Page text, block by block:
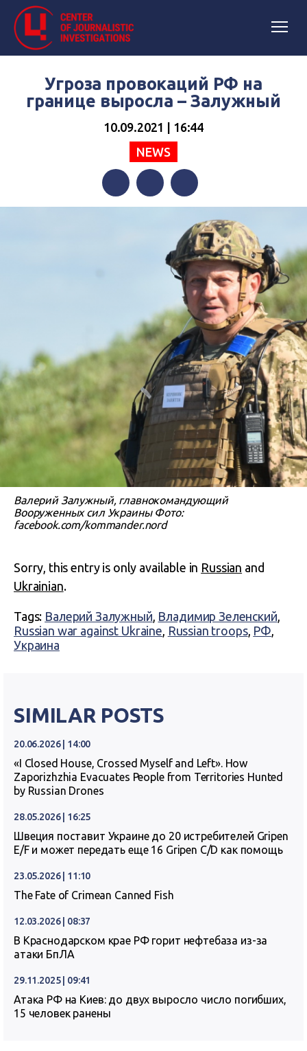
Угроза провокаций РФ на
границе выросла – Залужный
10.09.2021 | 16:44
NEWS
FacebookTwitterTelegram
Валерий Залужный, главнокомандующий
Вооруженных сил Украины Фото:
facebook.com/kommander.nord
Sorry, this entry is only available in Russian and
Ukrainian.
Tags: Валерий Залужный, Владимир Зеленский,
Russian war against Ukraine, Russian troops, РФ,
Украина
SIMILAR POSTS
20.06.2026 | 14:00
«I Closed House, Crossed Myself and Left». How
Zaporizhzhia Evacuates People from Territories Hunted
by Russian Drones
28.05.2026 | 16:25
Швеция поставит Украине до 20 истребителей Gripen
E/F и может передать еще 16 Gripen C/D как помощь
23.05.2026 | 11:10
The Fate of Crimean Canned Fish
12.03.2026 | 08:37
В Краснодарском крае РФ горит нефтебаза из-за
атаки БпЛА
29.11.2025 | 09:41
Атака РФ на Киев: до двух выросло число погибших,
15 человек ранены